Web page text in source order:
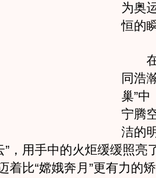
为奥
恒的
在
同浩
巢”中
宁腾
洁的
”，用手中的火炬缓缓照亮
着比“嫦娥奔月”更有力的